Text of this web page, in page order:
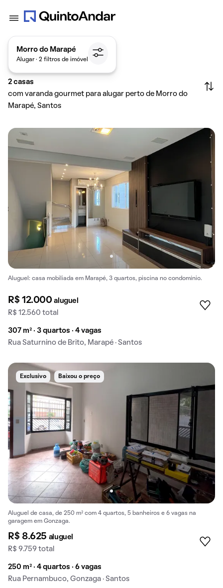
Morro do Marapé
Alugar · 2 filtros de imóvel
2 casas
com varanda gourmet para alugar perto de Morro do
Marapé, Santos
Aluguel: casa mobiliada em Marapé, 3 quartos, piscina no condomínio.
R$ 12.000aluguel
R$ 12.560 total
307 m² · 3 quartos · 4 vagas
Rua Saturnino de Brito, Marapé · Santos
Exclusivo Baixou o preço
Aluguel de casa, de 250 m² com 4 quartos, 5 banheiros e 6 vagas na
garagem em Gonzaga.
R$ 8.625 aluguel
R$ 9.759 total
250 m² · 4 quartos · 6 vagas
Rua Pernambuco, Gonzaga · Santos